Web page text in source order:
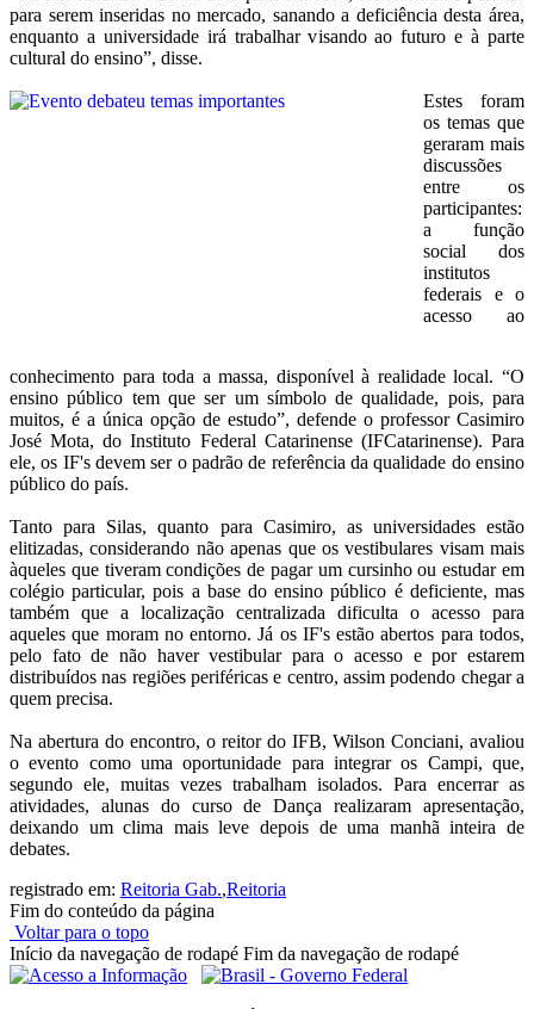
para serem inseridas no mercado, sanando a deficiência desta área,
enquanto a universidade irá trabalhar visando ao futuro e à parte
cultural do ensino”, disse.
Estes foram
os temas que
geraram mais
discussões
entre os
participantes:
a função
social dos
institutos
federais e o
acesso ao
conhecimento para toda a massa, disponível à realidade local. “O
ensino público tem que ser um símbolo de qualidade, pois, para
muitos, é a única opção de estudo”, defende o professor Casimiro
José Mota, do Instituto Federal Catarinense (IFCatarinense). Para
ele, os IF's devem ser o padrão de referência da qualidade do ensino
público do país.
Tanto para Silas, quanto para Casimiro, as universidades estão
elitizadas, considerando não apenas que os vestibulares visam mais
àqueles que tiveram condições de pagar um cursinho ou estudar em
colégio particular, pois a base do ensino público é deficiente, mas
também que a localização centralizada dificulta o acesso para
aqueles que moram no entorno. Já os IF's estão abertos para todos,
pelo fato de não haver vestibular para o acesso e por estarem
distribuídos nas regiões periféricas e centro, assim podendo chegar a
quem precisa.
Na abertura do encontro, o reitor do IFB, Wilson Conciani, avaliou
o evento como uma oportunidade para integrar os Campi, que,
segundo ele, muitas vezes trabalham isolados. Para encerrar as
atividades, alunas do curso de Dança realizaram apresentação,
deixando um clima mais leve depois de uma manhã inteira de
debates.
registrado em: Reitoria Gab.,Reitoria
Fim do conteúdo da página
Voltar para o topo
Início da navegação de rodapé Fim da navegação de rodapé